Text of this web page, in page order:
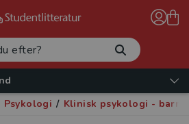
Psykologi / Klinisk psykologi - barn